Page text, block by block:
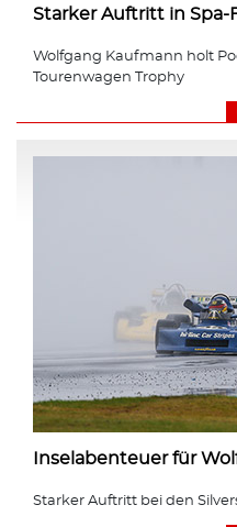
Starker Auftritt in Spa-
Wolfgang Kaufmann holt
Tourenwagen Trophy
Inselabenteuer für
Starker Auftritt bei den